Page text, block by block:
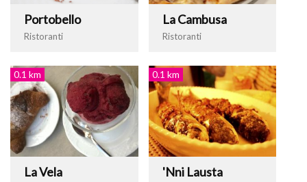
Portobello
Ristoranti
La Cambusa
Ristoranti
0.1 km
La Vela
0.1 km
'Nni Lausta